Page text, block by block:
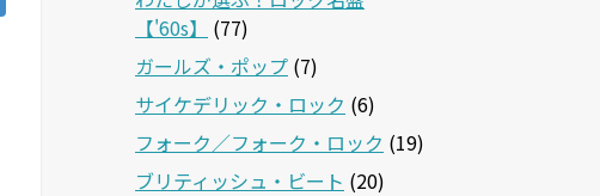
【'60s】
(77)
ガールズ・ポップ (7)
サイケデリック・ロック (6)
フォーク／フォーク・ロック (19)
ブリティッシュ・ビート (20)